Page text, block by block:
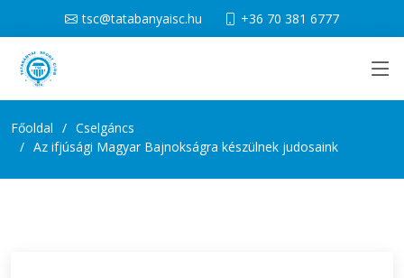
tsc@tatabanyaisc.hu +36 70 381 6777
Főoldal
Cselgáncs
Az ifjúsági Magyar Bajnokságra készülnek judosaink